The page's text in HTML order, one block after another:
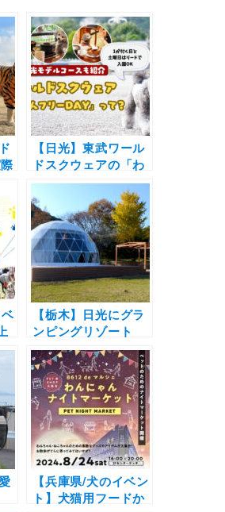
【日光】東武ワール
ドスクウェアの「わ
んちゃんフリー
DAY」を愛犬と満喫
してきたよ！ペット
可の周辺観光施設も
たっぷり紹介
【栃木】日光にグラ
ンピングリゾート
「brilliant-village
Nikko」2023年2月
オープン予定 | 広大
なプライベートドッ
グラン付き♩
【兵庫県/犬のイベン
ト】犬猫用フードか